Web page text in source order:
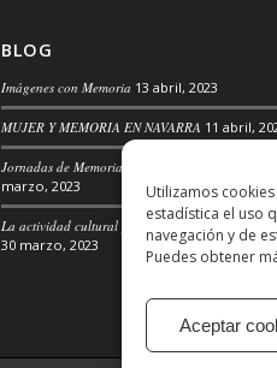
Utilizamos
estadística el uso
navegación y de
Puedes obtener
Aceptar
BLOG
Imágenes con Memoria 13 abril, 2023
MUJER Y MEMORIA EN NAVARRA 11 abril,
Jornadas de Memoria, Convivencia y DDHH
marzo, 2023
La actividad cultural para la transformación social
30 marzo, 2023